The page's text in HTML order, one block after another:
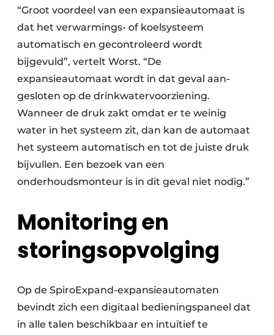
“Groot voordeel van een expansieautomaat is
dat het verwarmings- of koelsysteem
automatisch en gecontroleerd wordt
bijgevuld”, vertelt Worst. “De
expansieautomaat wordt in dat geval aan­
gesloten op de drinkwatervoorziening.
Wanneer de druk zakt omdat er te weinig
water in het systeem zit, dan kan de automaat
het systeem automatisch en tot de juiste druk
bijvullen. Een bezoek van een
onderhoudsmonteur is in dit geval niet nodig.”
Monitoring en
storingsopvolging
Op de SpiroExpand-expansieautomaten
bevindt zich een digitaal bedieningspaneel dat
in alle talen beschikbaar en intuïtief te